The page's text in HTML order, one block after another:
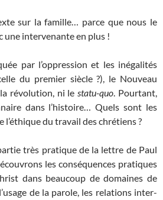
sur la famille… parce que nous le
une intervenante en plus !
par l’oppression et les inégalités
du premier siècle ?), le Nouveau
révolution, ni lestatu-quo. Pourtant,
dans l’histoire… Quels sont les
du travail des chrétiens ?
très pratique de la lettre de Paul
les conséquences pratiques
dans beaucoup de domaines de
de la parole, les relations inter-